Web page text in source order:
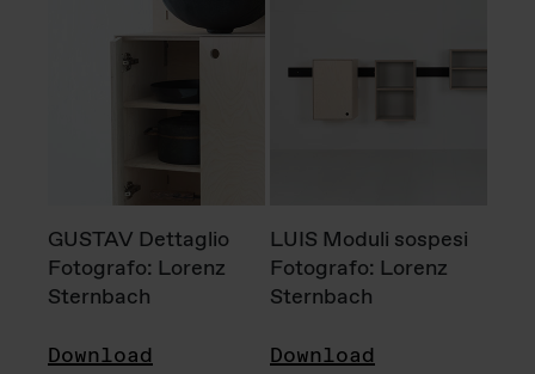
GUSTAV Dettaglio
Fotografo: Lorenz
Sternbach
Download
LUIS Moduli sospesi
Fotografo: Lorenz
Sternbach
Download